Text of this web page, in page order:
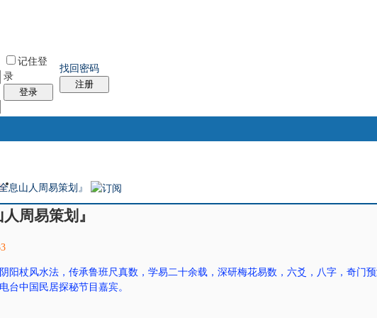
记住登
录
登录
找回密码
注册
个人中心
热搜： 八卦 奇门遁甲 大六壬 八字 江恩
息山人周易策划』
人周易策划』
阳杖风水法，传承鲁班尺真数，学易二十余载，深研梅花易数，六爻，八字，奇门
台中国民居探秘节目嘉宾。